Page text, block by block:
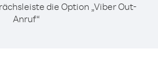
die Option „Viber Out-
Anruf“